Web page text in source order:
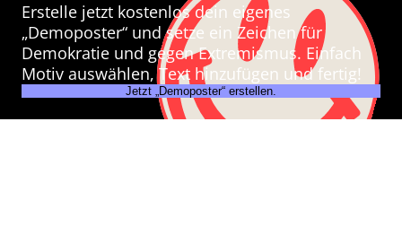
Erstelle jetzt kostenlos dein eigenes
„Demoposter“ und setze ein Zeichen für
Demokratie und gegen Extremismus. Einfach
Motiv auswählen, Text hinzufügen und fertig!
Jetzt „Demoposter“ erstellen.